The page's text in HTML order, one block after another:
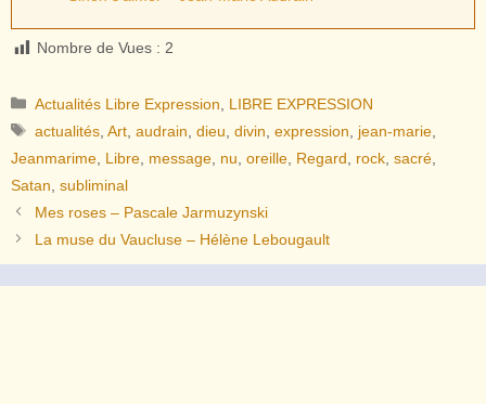
Nombre de Vues : 2
Catégories
Actualités Libre Expression
LIBRE EXPRESSION
Étiquettes
actualités ,Art ,audrain ,dieu ,divin ,expression jean-marie
Jeanmarime Libre message nu oreille Regard rock sacré
Satan subliminal
Mes roses – Pascale Jarmuzynski
La muse du Vaucluse – Hélène Lebougault